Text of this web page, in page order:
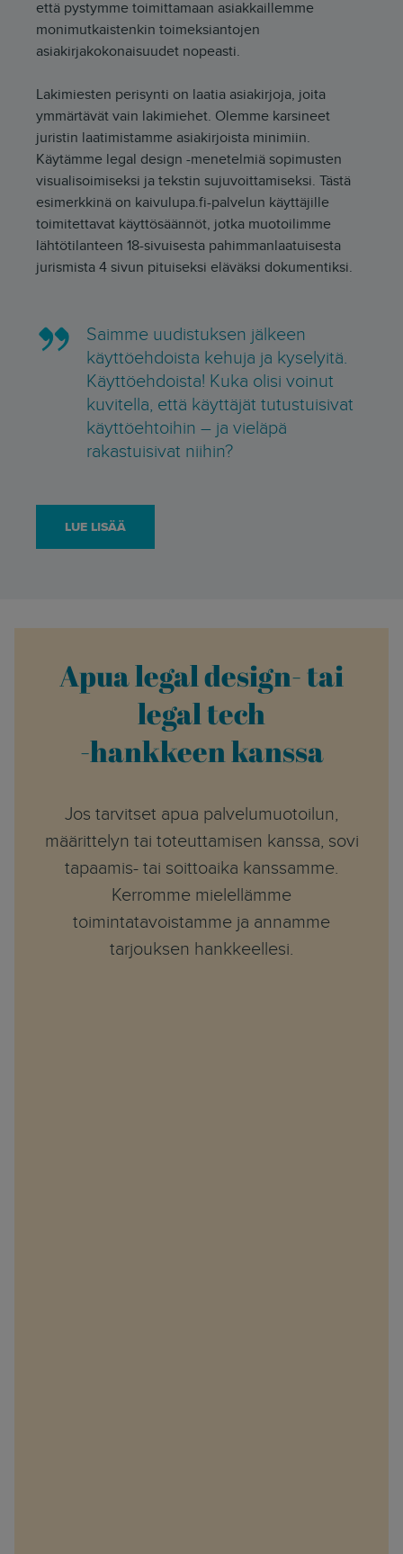
että pystymme toimittamaan asiakkaillemme
monimutkaistenkin toimeksiantojen
asiakirjakokonaisuudet nopeasti.
Lakimiesten perisynti on laatia asiakirjoja, joita
ymmärtävät vain lakimiehet. Olemme karsineet
juristin laatimistamme asiakirjoista minimiin.
Käytämme legal design -menetelmiä sopimusten
visualisoimiseksi ja tekstin sujuvoittamiseksi. Tästä
esimerkkinä on kaivulupa.fi-palvelun käyttäjille
toimitettavat käyttösäännöt, jotka muotoilimme
lähtötilanteen 18-sivuisesta pahimmanlaatuisesta
jurismista 4 sivun pituiseksi eläväksi dokumentiksi.
Saimme uudistuksen jälkeen
käyttöehdoista kehuja ja kyselyitä.
Käyttöehdoista! Kuka olisi voinut
kuvitella, että käyttäjät tutustuisivat
käyttöehtoihin – ja vieläpä
rakastuisivat niihin?
LUE LISÄÄ
Apua legal design- tai
legal tech
-hankkeen kanssa
Jos tarvitset apua palvelumuotoilun,
määrittelyn tai toteuttamisen kanssa, sovi
tapaamis- tai soittoaika kanssamme.
Kerromme mielellämme
toimintatavoistamme ja annamme
tarjouksen hankkeellesi.